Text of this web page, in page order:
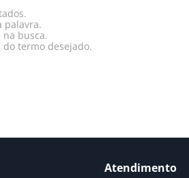
palavra.
busca.
termo desejado.
Atendimento